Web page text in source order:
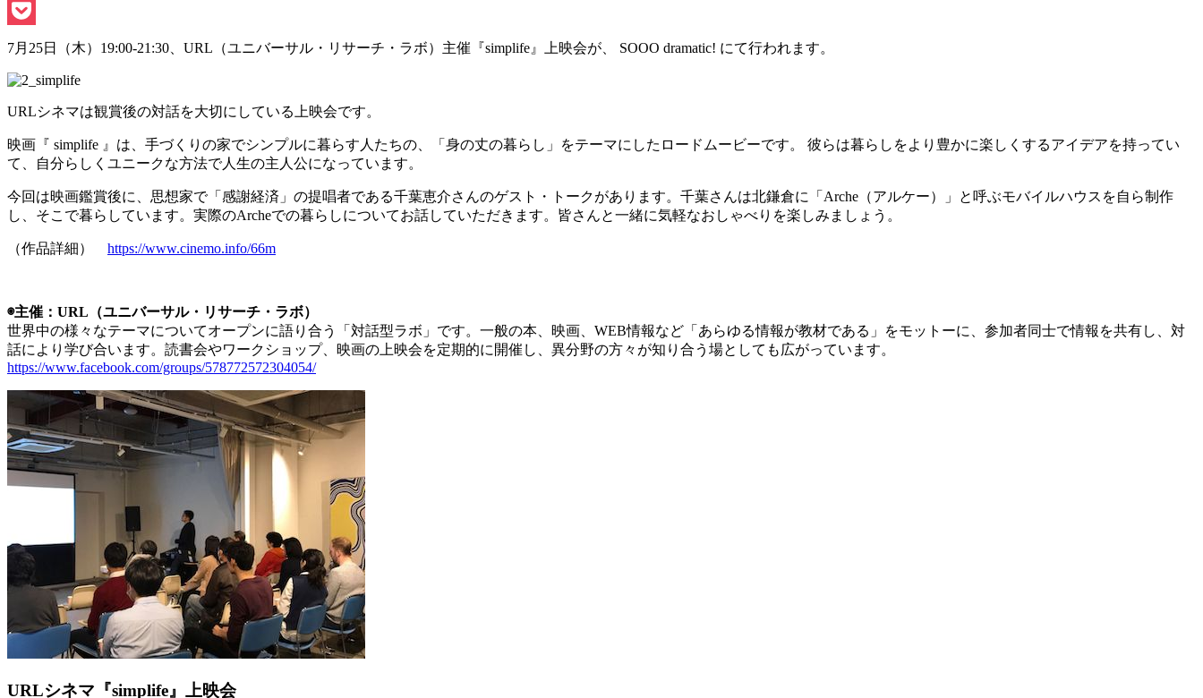
Line
Pocket
7月25日（木）19:00-21:30、URL（ユニバーサル・リサーチ・ラボ）主催『simplife』上映会が、 SOOO dramatic! にて行われます。
URLシネマは観賞後の対話を大切にしている上映会です。
映画『 simplife 』は、手づくりの家でシンプルに暮らす人たちの、「身の丈の暮らし」をテーマにしたロードムービーです。 彼らは暮らしをより豊かに楽しくするアイデアを持ってい
て、自分らしくユニークな方法で人生の主人公になっています。
今回は映画鑑賞後に、思想家で「感謝経済」の提唱者である千葉恵介さんのゲスト・トークがあります。千葉さんは北鎌倉に「Arche（アルケー）」と呼ぶモバイルハウスを自ら制作
し、そこで暮らしています。実際のArcheでの暮らしについてお話していただきます。皆さんと一緒に気軽なおしゃべりを楽しみましょう。
（作品詳細） https://www.cinemo.info/66m
◉主催：URL（ユニバーサル・リサーチ・ラボ）
世界中の様々なテーマについてオープンに語り合う「対話型ラボ」です。一般の本、映画、WEB情報など「あらゆる情報が教材である」をモットーに、参加者同士で情報を共有し、対
話により学び合います。読書会やワークショップ、映画の上映会を定期的に開催し、異分野の方々が知り合う場としても広がっています。
https://www.facebook.com/groups/578772572304054/
URLシネマ『simplife』上映会